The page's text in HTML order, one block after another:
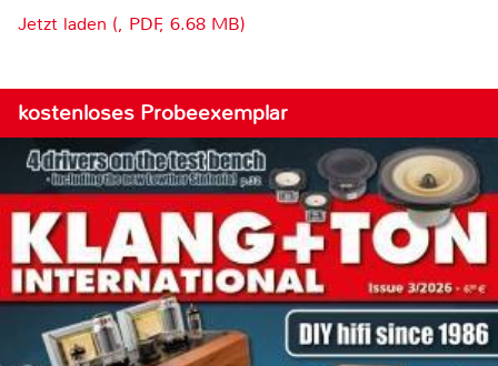
Jetzt laden (, PDF, 6.68 MB)
kostenloses Probeexemplar